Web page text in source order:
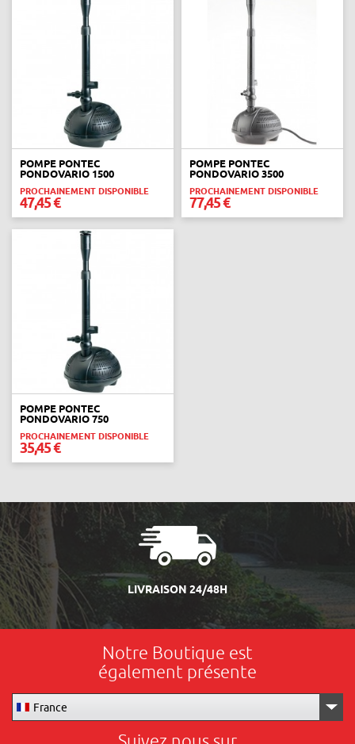
POMPE PONTEC
PONDOVARIO 1500
PROCHAINEMENT DISPONIBLE
47,45 €
POMPE PONTEC
PONDOVARIO 3500
PROCHAINEMENT DISPONIBLE
77,45 €
POMPE PONTEC
PONDOVARIO 750
PROCHAINEMENT DISPONIBLE
35,45 €
LIVRAISON 24/48H
Notre Boutique est
également présente
France